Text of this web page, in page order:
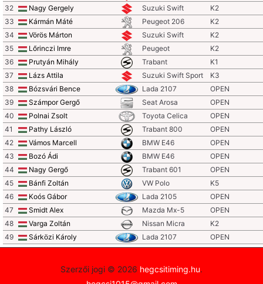
32
Nagy Gergely Suzuki Swift
K2
33
Kármán Máté Peugeot 206
K2
34
Vörös Márton Suzuki Swift
K2
35
Lőrinczi Imre Peugeot
K2
36
Prutyán Mihály Trabant
K1
37
Lázs Attila Suzuki Swift Sport
K3
38
Bózsvári Bence Lada 2107
OPEN
39
Számpor Gergő Seat Arosa
OPEN
40
Polnai Zsolt Toyota Celica
OPEN
41
Pathy László Trabant 800
OPEN
42
Vámos Marcell BMW E46
OPEN
43
Bozó Ádi BMW E46
OPEN
44
Nagy Gergő Trabant 601
OPEN
45
Bánfi Zoltán VW Polo
K5
46
Koós Gábor Lada 2105
OPEN
47
Smidt Alex Mazda Mx-5
OPEN
48
Varga Zoltán Nissan Micra
K2
49
Sárközi Károly Lada 2107 OPEN
Szerzői jogi © 2026 hegcsitiming.hu.